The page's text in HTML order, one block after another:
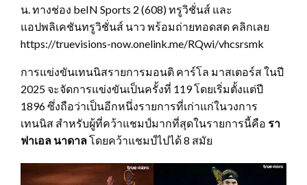
น. ทางช่อง beIN Sports 2 (608) ทรูวิชั่นส์ และ
แอปพลิเคชันทรูวิชั่นส์ นาว พร้อมถ่ายทอดสด คลิกเลย
https://truevisions-now.onelink.me/RQwi/vhcsrsmk
การแข่งขันเทนนิสรายการมอนติ คาร์โล มาสเตอร์ส ในปี
2025 จะจัดการแข่งขันเป็นครั้งที่ 119 โดยเริ่มตั้งแต่ปี
1896 ซึ่งถือว่าเป็นอีกหนึ่งรายการที่เก่าแก่ในวงการ
เทนนิส สำหรับผู้ที่คว้าแชมป์มากที่สุดในรายการนี้คือ รา
ฟาเอล นาดาลโดยคว้าแชมป์ไปได้ 8 สมัย